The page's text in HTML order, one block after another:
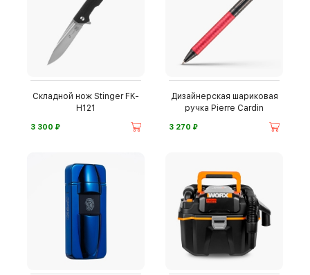
Складной нож Stinger FK-
H121
3 300 ⃏
Дизайнерская шариковая
ручка Pierre Cardin
3 270 ⃏